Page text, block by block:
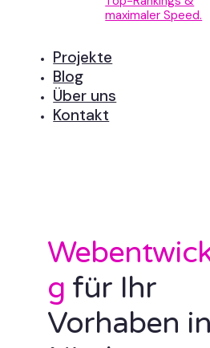
maximaler Speed.
Projekte
Blog
Über uns
Kontakt
g für Ihr
Vorhaben in